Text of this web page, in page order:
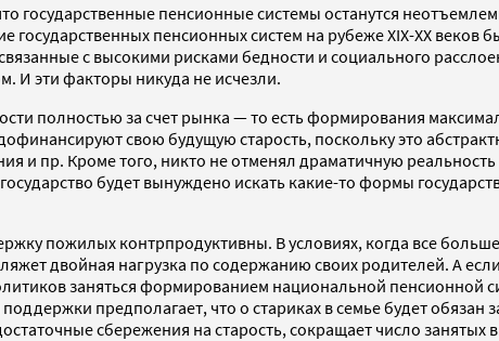
государственные пенсионные системы останутся
государственных пенсионных систем на рубеже XIX-XX
с высокими рисками бедности и социального
И эти факторы никуда не исчезли.
полностью за счет рынка — то есть формирования
свою будущую старость, поскольку это
и пр. Кроме того, никто не отменял драматичную
будет вынуждено искать какие-то формы
пожилых контрпродуктивны. В условиях, когда все
двойная нагрузка по содержанию своих родителей. А
заняться формированием национальной пенсионной
предполагает, что о стариках в семье будет
сбережения на старость, сокращает число занятых